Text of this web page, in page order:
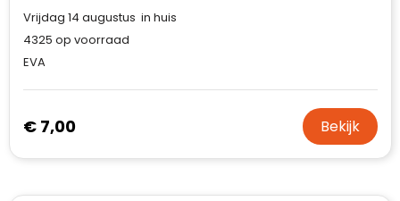
Vrijdag 14 augustus in huis
4325 op voorraad
EVA
€ 7,00 Bekijk